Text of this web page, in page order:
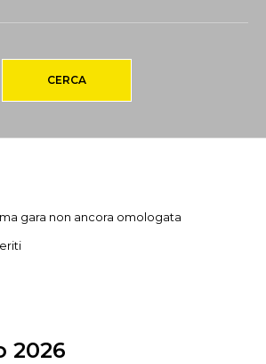
CERCA
gara non ancora omologata
2026